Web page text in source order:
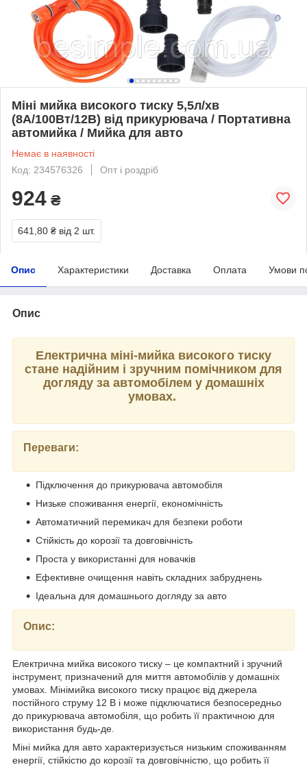
Міні мийка високого тиску 5,5л/хв
(8А/100Вт/12В) від прикурювача / Портативна
автомийка / Мийка для авто
Немає в наявності
Код: 234576326
Опт і роздріб
924 ₴
641,80 ₴ від 2 шт.
Опис Характеристики Доставка Оплата Умови
Опис
Електрична міні-мийка високого тиску
стане надійним і зручним помічником для
догляду за автомобілем у домашніх
умовах.
Переваги:
Підключення до прикурювача автомобіля
Низьке споживання енергії, економічність
Автоматичний перемикач для безпеки роботи
Стійкість до корозії та довговічність
Проста у використанні для новачків
Ефективне очищення навіть складних забруднень
Ідеальна для домашнього догляду за авто
Опис:
Електрична мийка високого тиску – це компактний і зручний
інструмент, призначений для миття автомобілів у домашніх
умовах. Мінімийка високого тиску працює від джерела
постійного струму 12 В і може підключатися безпосередньо
до прикурювача автомобіля, що робить її практичною для
використання будь-де.
Міні мийка для авто характеризується низьким споживанням
енергії, стійкістю до корозії та довговічністю, що робить її